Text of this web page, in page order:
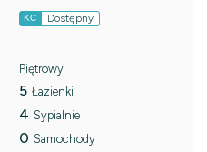
KC Dostępny
Piętrowy
5 Łazienki
4 Sypialnie
0 Samochody